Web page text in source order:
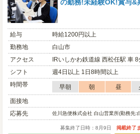
の勤務!未経験OK!賞与&
給与
時給1200円以上
勤務地
白山市
アクセス
IRいしかわ鉄道線 西松任駅 車 8
シフト
週4日以上 1日8時間以上
時間帯
早朝 朝 昼
面接地
応募先
佐川急便株式会社 白山営業所(勤務先:
募集終了日時：8月9日 掲載終了